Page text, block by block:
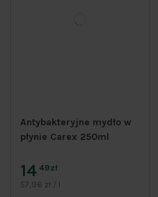
Antybakteryjne mydło w
płynie Carex 250ml
14 49zł
57,96 zł / l